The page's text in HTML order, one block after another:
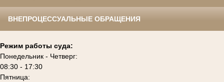
ВНЕПРОЦЕССУАЛЬНЫЕ ОБРАЩЕНИЯ
Режим работы суда:
Понедельник - Четверг:
08:30 - 17:30
Пятница: